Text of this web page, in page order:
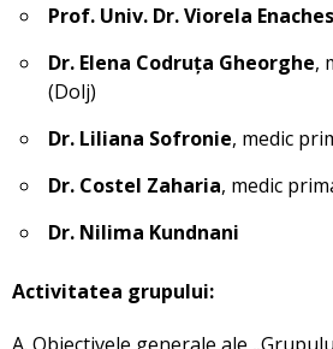
Prof. Univ. Dr. Viorela
Dr. Elena Codruța Gheorghe,
(Dolj)
Dr. Liliana Sofronie, medic
Dr. Costel Zaharia, medic
Dr. Nilima Kundnani
Activitatea grupului:
A. Obiectivele generale ale